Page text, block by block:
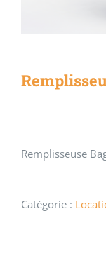
Remplisseuse
Catégorie :